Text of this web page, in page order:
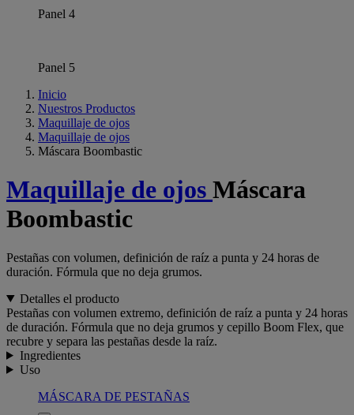
Panel 4
Panel 5
Inicio
Nuestros Productos
Maquillaje de ojos
Maquillaje de ojos
Máscara Boombastic
Maquillaje de ojos Máscara
Boombastic
Pestañas con volumen, definición de raíz a punta y 24 horas de
duración. Fórmula que no deja grumos.
Detalles el producto
Pestañas con volumen extremo, definición de raíz a punta y 24 horas
de duración. Fórmula que no deja grumos y cepillo Boom Flex, que
recubre y separa las pestañas desde la raíz.
Ingredientes
Uso
MÁSCARA DE PESTAÑAS